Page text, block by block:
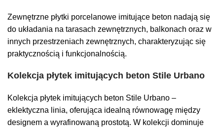
Zewnętrzne płytki porcelanowe imitujące beton nadają się
do układania na tarasach zewnętrznych, balkonach oraz w
innych przestrzeniach zewnętrznych, charakteryzując się
praktycznością i funkcjonalnością.
Kolekcja płytek imitujących beton Stile Urbano
Kolekcja płytek imitujących beton Stile Urbano –
eklektyczna linia, oferująca idealną równowagę między
designem a wyrafinowaną prostotą. W kolekcji dominuje